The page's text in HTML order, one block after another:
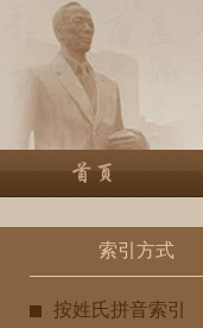
索引方式
按姓氏拼音索引